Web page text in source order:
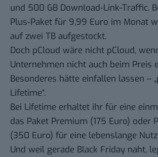
und 500 GB Download-Link-Traffic.
Plus-Paket für 9,99 Euro im Monat
auf zwei TB aufgestockt.
Doch pCloud wäre nicht pCloud,
Unternehmen nicht auch beim Preis
Besonderes hätte einfallen lassen –
Lifetime“.
Bei Lifetime erhaltet ihr für eine
das Paket Premium (175 Euro) oder
(350 Euro) für eine lebenslange
Und weil gerade Black Friday naht,